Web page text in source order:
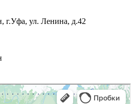
г.Уфа, ул. Ленина, д.42